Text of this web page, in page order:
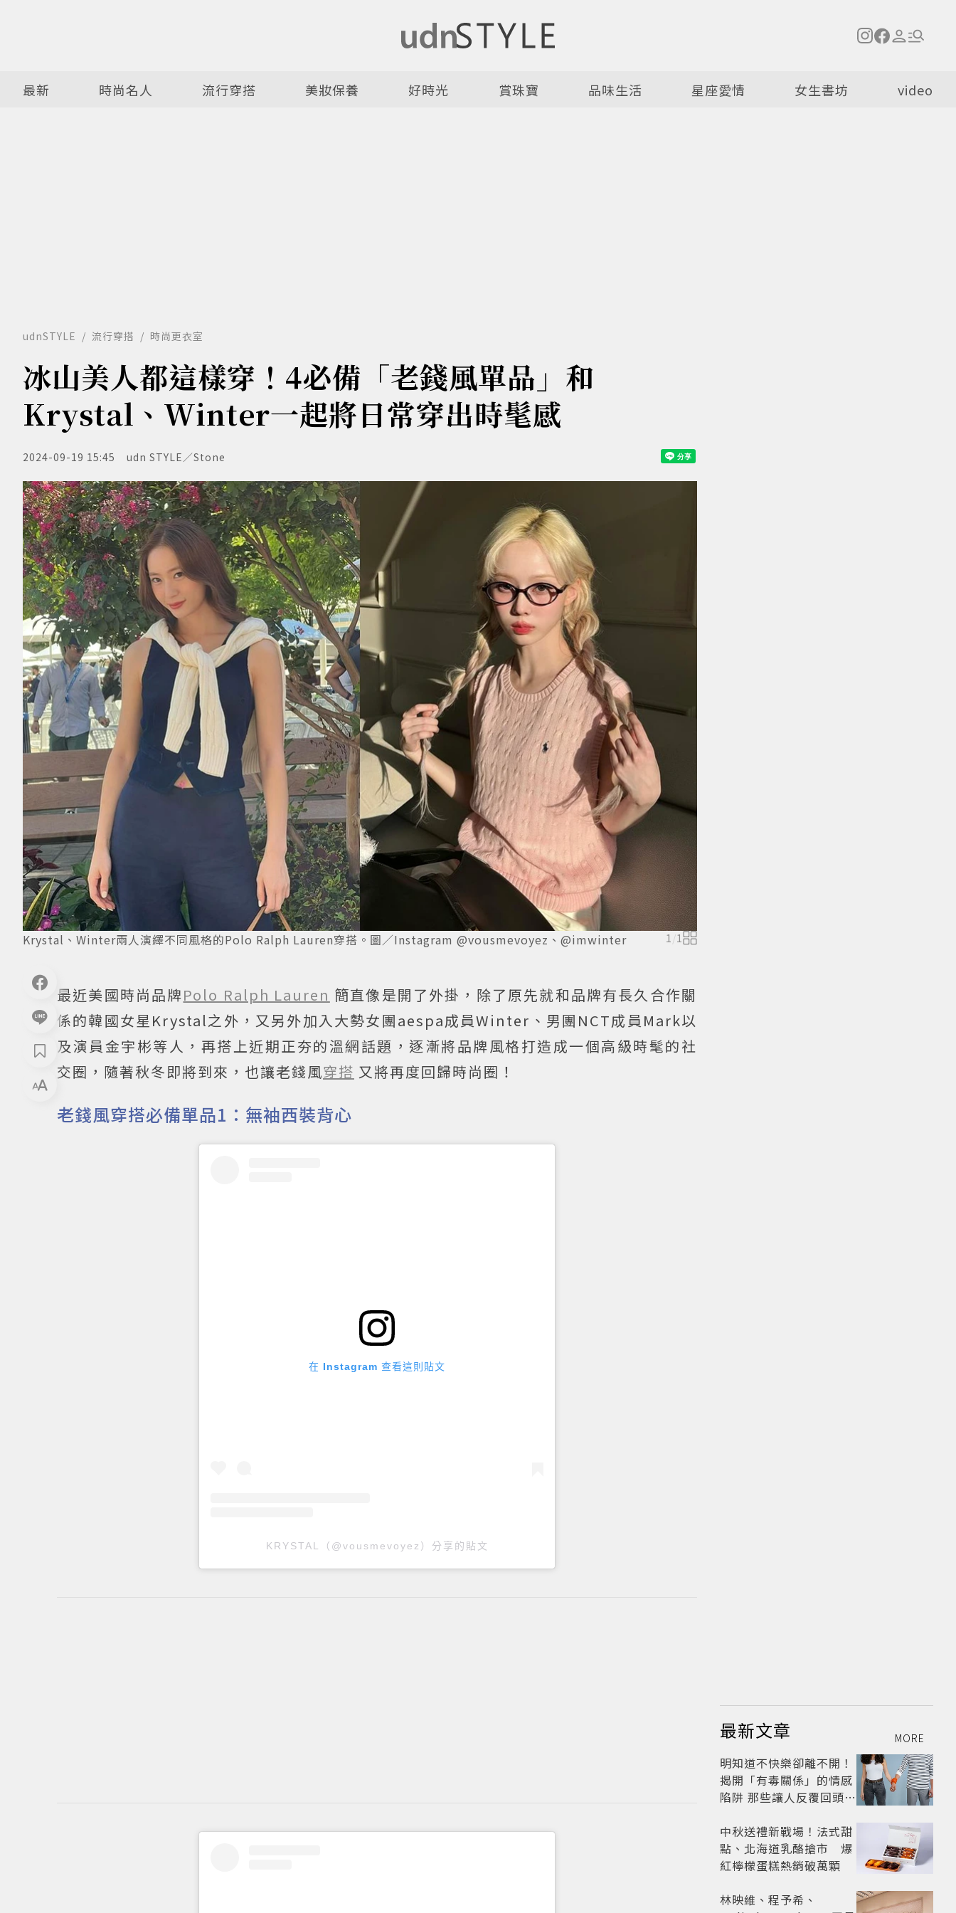
最新 時尚名人 流行穿搭 美妝保養 好時光 賞珠寶 品味生活 星座愛情 女生書坊 video
udnSTYLE 流行穿搭 時尚更衣室
冰山美人都這樣穿！4必備「老錢風單品」和
Krystal、Winter一起將日常穿出時髦感
2024-09-19 15:45 udn STYLE／Stone
Krystal、Winter兩人演繹不同風格的Polo Ralph Lauren穿搭。圖／Instagram @vousmevoyez、@imwinter 1 /1
最近美國時尚品牌Polo Ralph Lauren 簡直像是開了外掛，除了原先就和品牌有長久合作關
係的韓國女星Krystal之外，又另外加入大勢女團aespa成員Winter、男團NCT成員Mark以
及演員金宇彬等人，再搭上近期正夯的溫網話題，逐漸將品牌風格打造成一個高級時髦的社
交圈，隨著秋冬即將到來，也讓老錢風穿搭 又將再度回歸時尚圈！
老錢風穿搭必備單品1：無袖西裝背心
在 Instagram 查看這則貼文
KRYSTAL（@vousmevoyez）分享的貼文
最新文章 MORE
明知道不快樂卻離不開！
揭開「有毒關係」的情感
陷阱 那些讓人反覆回頭的
戒？
中秋送禮新戰場！法式甜
點、北海道乳酪搶市 爆
紅檸檬蛋糕熱銷破萬顆
林映維、程予希、